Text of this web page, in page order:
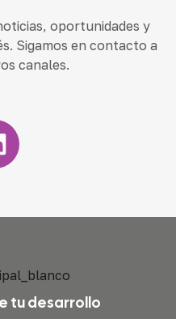
oportunidades y
Sigamos en contacto a
canales.
tu desarrollo